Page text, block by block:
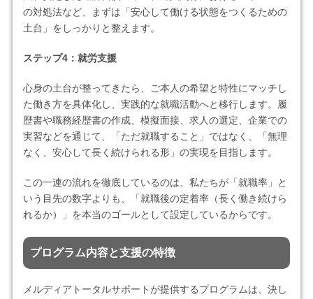
の対処法など、まずは「安心して働ける状態をつくるための
土台」をしっかりと整えます。
ステップ4：就労支援
心身の土台が整ってきたら、ご本人の希望と特性にマッチし
た働き方を具体化し、実践的な就職活動へと移行します。履
歴書や職務経歴書の作成、模擬面接、求人の選定、企業での
実習などを通じて、「ただ就職すること」ではなく、「無理
なく、安心して長く続けられる形」の実現を目指します。
この一連の流れを徹底しているのは、私たちが「就職率」と
いう目先の数字よりも、「就職後の定着率（長く働き続けら
れるか）」を本当のゴールとして設定しているからです。
プログラム内容と支援の特徴
メルディアトータルサポートが提供するプログラムは、決し